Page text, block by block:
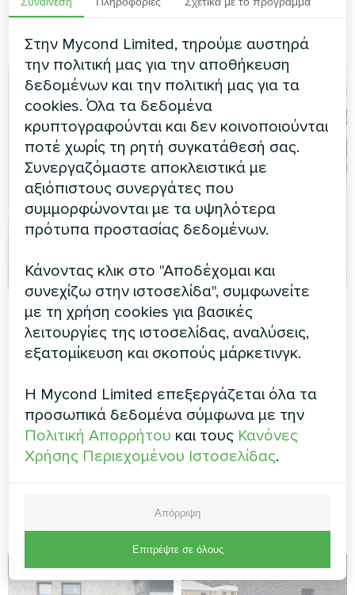
Εκσυγχρονισμός του συστήματος HVAC
ξενοδοχείου: προσθήκη αφύγρανσης
Mycond 15.12.2025 Αφύγρανση και ύγρανση
Τι είναι ο αφυγραντήρας αέρα: πώς
λειτουργεί και γιατί χρειάζεται
ΠΕΡΙΣΣΌΤΕΡΕΣ ΑΝΑΡΤΉΣΕΙΣ ΣΤΟ BLOG
Mycond λύσεις
Στην Mycond Limited, τηρούμε αυστηρά
την πολιτική μας για την αποθήκευση
δεδομένων και την πολιτική μας για τα
cookies. Όλα τα δεδομένα
κρυπτογραφούνται και δεν κοινοποιούνται
ποτέ χωρίς τη ρητή συγκατάθεσή σας.
Συνεργαζόμαστε αποκλειστικά με
αξιόπιστους συνεργάτες που
συμμορφώνονται με τα υψηλότερα
πρότυπα προστασίας δεδομένων.
Κάνοντας κλικ στο "Αποδέχομαι και
συνεχίζω στην ιστοσελίδα", συμφωνείτε
με τη χρήση cookies για βασικές
λειτουργίες της ιστοσελίδας, αναλύσεις,
εξατομίκευση και σκοπούς μάρκετινγκ.
Η Mycond Limited επεξεργάζεται όλα τα
προσωπικά δεδομένα σύμφωνα με την
Πολιτική Απορρήτου και τους Κανόνες
Χρήσης Περιεχομένου Ιστοσελίδας.
Απόρριψη
Επιτρέψτε σε όλους